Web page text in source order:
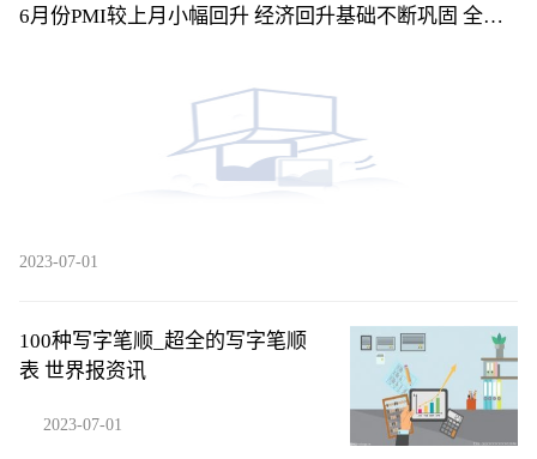
6月份PMI较上月小幅回升 经济回升基础不断巩固 全球
2023-07-01
100种写字笔顺_超全的写字笔顺
表 世界报资讯
2023-07-01